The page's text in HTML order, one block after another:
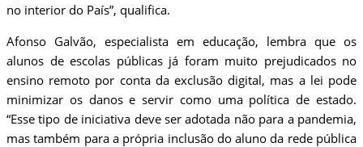
no interior do País”, qualifica.
Afonso Galvão, especialista em educação, lembra que os
alunos de escolas públicas já foram muito prejudicados no
ensino remoto por conta da exclusão digital, mas a lei pode
minimizar os danos e servir como uma política de estado.
“Esse tipo de iniciativa deve ser adotada não para a pandemia,
mas também para a própria inclusão do aluno da rede pública